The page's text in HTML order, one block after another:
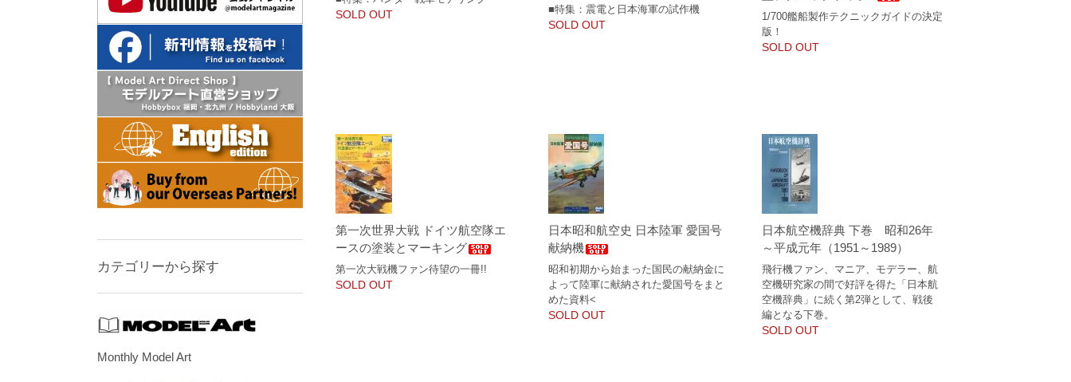
SOLD OUT ■特集：震電と日本海軍の試作機
SOLD OUT
1/700艦船製作テクニックガイドの決定
版！
SOLD OUT
第一次世界大戦 ドイツ航空隊エ
ースの塗装とマーキング
第一次大戦機ファン待望の一冊!!
SOLD OUT
日本昭和航空史 日本陸軍 愛国号
献納機
昭和初期から始まった国民の献納金に
よって陸軍に献納された愛国号をまと
めた資料<
SOLD OUT
日本航空機辞典 下巻 昭和26年
～平成元年（1951～1989）
飛行機ファン、マニア、モデラー、航
空機研究家の間で好評を得た「日本航
空機辞典」に続く第2弾として、戦後
編となる下巻。
SOLD OUT
カテゴリーから探す
Monthly Model Art